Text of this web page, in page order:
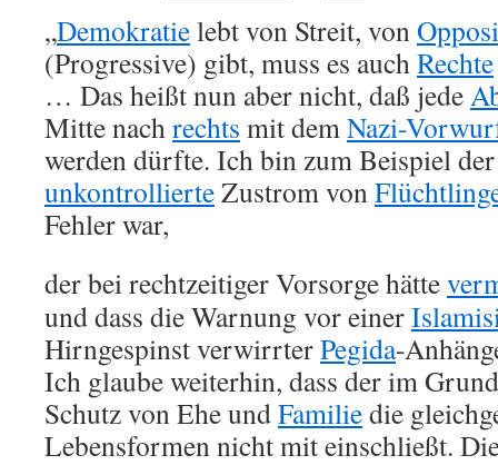
„Demokratielebt von Streit, von
(Progressive) gibt, muss es auchRechte
… Das heißt nun aber nicht, daß jede
Mitte nachrechts mit demNazi-
werden dürfte. Ich bin zum Beispiel
unkontrollierteZustrom von
Fehler war,
der bei rechtzeitiger Vorsorge hätte
und dass die Warnung vor einer
Hirngespinst verwirrterPegida-
Ich glaube weiterhin, dass der im
Schutz von Ehe undFamiliedie
Lebensformen nicht mit einschließt.